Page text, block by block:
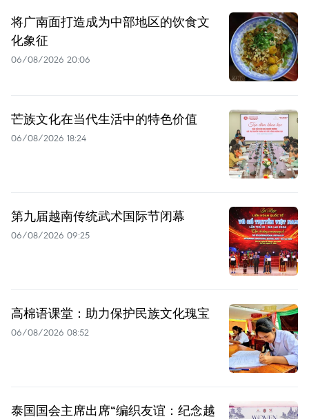
将广南面打造成为中部地区的饮食文
化象征
06/08/2026 20:06
芒族文化在当代生活中的特色价值
06/08/2026 18:24
第九届越南传统武术国际节闭幕
06/08/2026 09:25
高棉语课堂：助力保护民族文化瑰宝
06/08/2026 08:52
泰国国会主席出席“编织友谊：纪念越